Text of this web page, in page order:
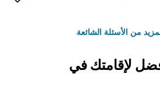
من الأسئلة الشائعة
لإقامتك في